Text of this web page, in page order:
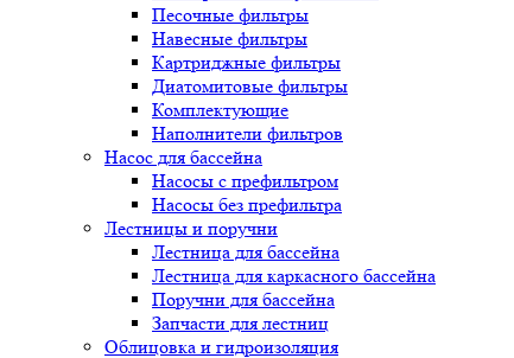
Песочные фильтры
Навесные фильтры
Картриджные фильтры
Диатомитовые фильтры
Комплектующие
Наполнители фильтров
Насос для бассейна
Насосы с префильтром
Насосы без префильтра
Лестницы и поручни
Лестница для бассейна
Лестница для каркасного бассейна
Поручни для бассейна
Запчасти для лестниц
Облицовка и гидроизоляция